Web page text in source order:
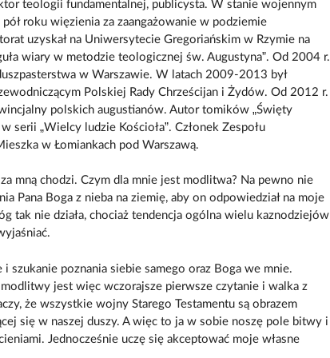
teologii fundamentalnej, publicysta. W stanie wojennym
roku więzienia za zaangażowanie w podziemie
uzyskał na Uniwersytecie Gregoriańskim w Rzymie na
wiary w metodzie teologicznej św. Augustyna”. Od 2004 r.
w Warszawie. W latach 2009-2013 był
Polskiej Rady Chrześcijan i Żydów. Od 2012 r.
polskich augustianów. Autor tomików „Święty
serii „Wielcy ludzie Kościoła”. Członek Zespołu
w Łomiankach pod Warszawą.
mną chodzi. Czym dla mnie jest modlitwa? Na pewno nie
Pana Boga z nieba na ziemię, aby on odpowiedział na moje
tak nie działa, chociaż tendencja ogólna wielu kaznodziejów
szukanie poznania siebie samego oraz Boga we mnie.
jest więc wczorajsze pierwsze czytanie i walka z
że wszystkie wojny Starego Testamentu są obrazem
się w naszej duszy. A więc to ja w sobie noszę pole bitwy i
Jednocześnie uczę się akceptować moje własne